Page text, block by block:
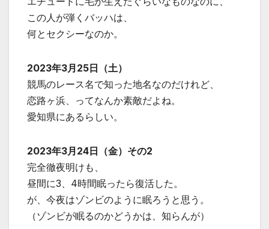
この人が弾くバッハは、
何とセクシーなのか。
2023年3月25日（土）
競馬のレース名で知った地名なのだけれど、
恋路ヶ浜、ってなんか素敵だよね。
愛知県にあるらしい。
2023年3月24日（金）その2
完全徹夜明けも、
昼間に3、4時間眠ったら復活した。
が、今夜はゾンビのように眠ろうと思う。
（ゾンビが眠るのかどうかは、知らんが）